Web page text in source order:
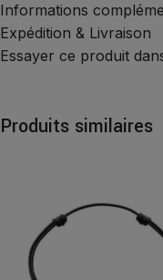
Informations
Expédition & Livraison
Essayer ce produit
Produits similaires